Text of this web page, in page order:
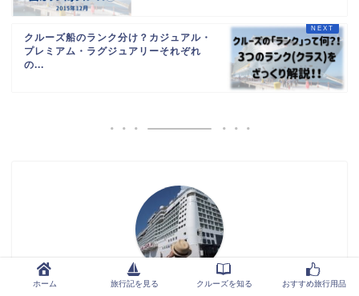
クルーズ船のランク分け？カジュアル・
プレミアム・ラグジュアリーそれぞれ
の...
クマゴロ
ホーム 旅行記を見る クルーズを知る おすすめ旅行用品